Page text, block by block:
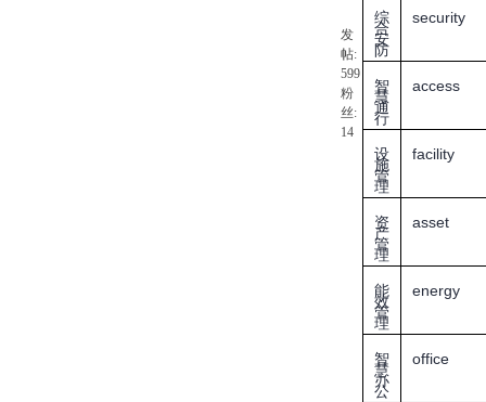
发
帖:
599
粉
丝:
14
综
合
安
防
security
智
慧
通
行
access
设
施
管
理
facility
资
产
管
理
asset
能
效
管
理
energy
智
慧
办
公
office